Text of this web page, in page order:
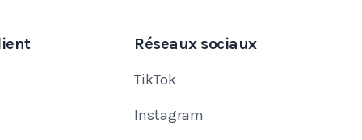
Réseaux sociaux
TikTok
Instagram